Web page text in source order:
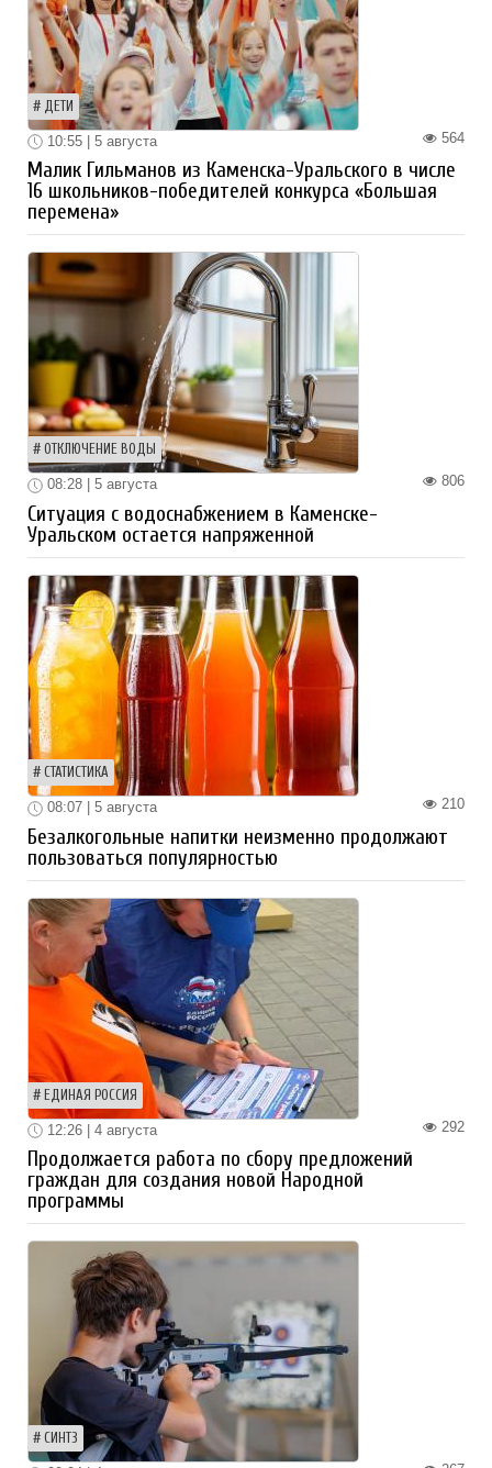
ДЕТИ
564
10:55 | 5 августа
Малик Гильманов из Каменска-Уральского в числе
16 школьников-победителей конкурса «Большая
перемена»
ОТКЛЮЧЕНИЕ ВОДЫ
806
08:28 | 5 августа
Ситуация с водоснабжением в Каменске-
Уральском остается напряженной
СТАТИСТИКА
210
08:07 | 5 августа
Безалкогольные напитки неизменно продолжают
пользоваться популярностью
ЕДИНАЯ РОССИЯ
292
12:26 | 4 августа
Продолжается работа по сбору предложений
граждан для создания новой Народной
программы
СИНТЗ